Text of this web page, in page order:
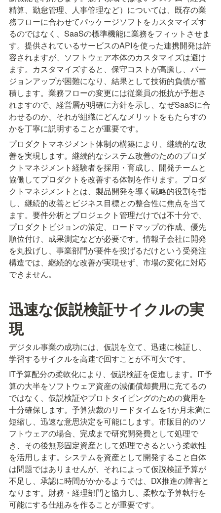
精算、勤怠管理、人事管理など）については、既存の業
務フローに合わせてパッケージソフトをカスタマイズす
るのではなく、SaaSの標準機能に業務をフィットさせま
す。提供されているサービスのAPIを使った連携開発は許
容されますが、ソフトウェア本体のカスタマイズは避け
ます。カスタマイズすると、保守コストが高騰し、バー
ジョンアップが困難になり、結果として技術的負債が蓄
積します。業務フローの変更には従業員の抵抗が予想さ
れますので、経営層が明確に方針を示し、なぜSaaSに合
わせるのか、それが組織にどんなメリットをもたらすの
かを丁寧に説明することが重要です。
プロダクトマネジメント体制の構築により、継続的な改
善を実現します。継続的なシステム改善のためのプロダ
クトマネジメント経験者を採用・育成し、開発チームと
協働してプロダクトを改善する体制を作ります。プロダ
クトマネジメントとは、製品開発を導く戦略的役割を指
し、継続的改善とビジネス目標との整合性に焦点を当て
ます。要件分析とプロジェクト管理だけでは不十分で、
プロダクトビジョンの策定、ロードマップの作成、優先
順位付け、成果測定などが必要です。情報子会社に開発
を丸投げし、事業部門が要件を投げるだけという受発注
構造では、継続的な改善が実現せず、市場の変化に対応
できません。
迅速な仮説検証サイクルの実
現
デジタル事業の成功には、仮説を立て、迅速に検証し、
学習するサイクルを高速で回すことが不可欠です。
IT予算配分の柔軟化により、仮説検証を促進します。IT予
算の大半をソフトウェア資産の減価償却費用に充てるの
ではなく、仮説検証やプロトタイピングのための費用を
十分確保します。予算決裁のリードタイムを1か月未満に
短縮し、迅速な意思決定を可能にします。市販目的のソ
フトウェアの場合、完成まで研究開発費として処理で
き、その後無形固定資産として処理できるという柔軟性
を活用します。システムを資産として開発すること自体
は問題ではありませんが、それによって仮説検証予算が
不足し、承認に時間がかかるようでは、DX推進の障害と
なります。財務・経理部門と協力し、柔軟な予算執行を
可能にする仕組みを作ることが重要です。